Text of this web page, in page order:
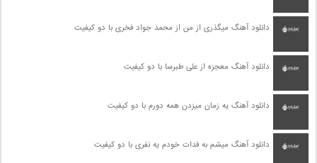
دانلود آهنگ میگذری از من از محمد جواد فخری با دو کیفیت
دانلود آهنگ معجزه از علی طبرسا با دو کیفیت
دانلود آهنگ یه زمان میزدن همه دورم با دو کیفیت
دانلود آهنگ میشم به فدات خودم یه نفری با دو کیفیت